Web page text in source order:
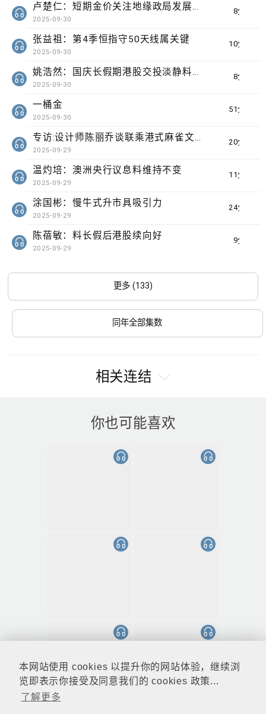
本网站使用 cookies 以提升你的网站体验，继续浏
览即表示你接受及同意我们的 cookies 政策...
了解更多
8分钟
卢楚仁：短期金价关注地缘政局发展要留意波动
2025-09-30
10分钟
张益祖：第4季恒指守50天线属关键
2025-09-30
8分钟
姚浩然：国庆长假期港股交投淡静料将整固
2025-09-30
51分钟
一桶金
2025-09-30
20分钟
专访:设计师陈丽乔谈联乘港式麻雀文化出海
2025-09-29
11分钟
温灼培：澳洲央行议息料维持不变
2025-09-29
24分钟
涂国彬：慢牛式升市具吸引力
2025-09-29
9分钟
陈蓓敏：料长假后港股续向好
2025-09-29
更多 (133)
同年全部集数
相关连结
你也可能喜欢